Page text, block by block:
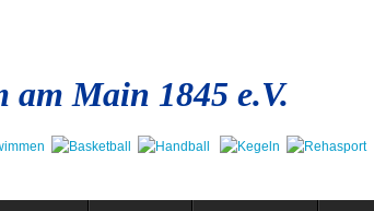
am Main 1845 e.V.